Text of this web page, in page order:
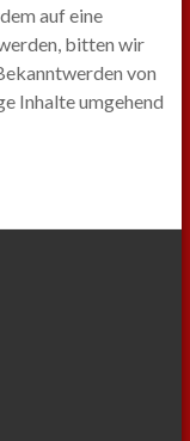
auf eine
bitten wir
von
Inhalte umgehend